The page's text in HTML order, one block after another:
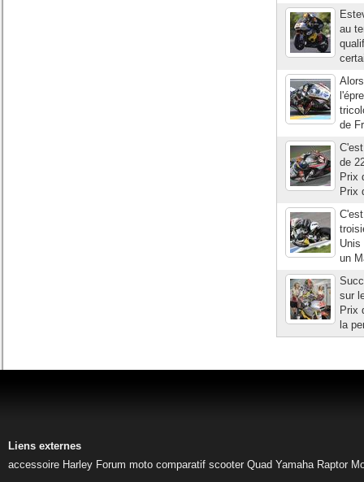
au
de
de
Prix
Prix
Unis
un
sur
Prix
la
Liens externes
accessoire Harley Forum moto comparatif scooter Quad Yamaha Raptor